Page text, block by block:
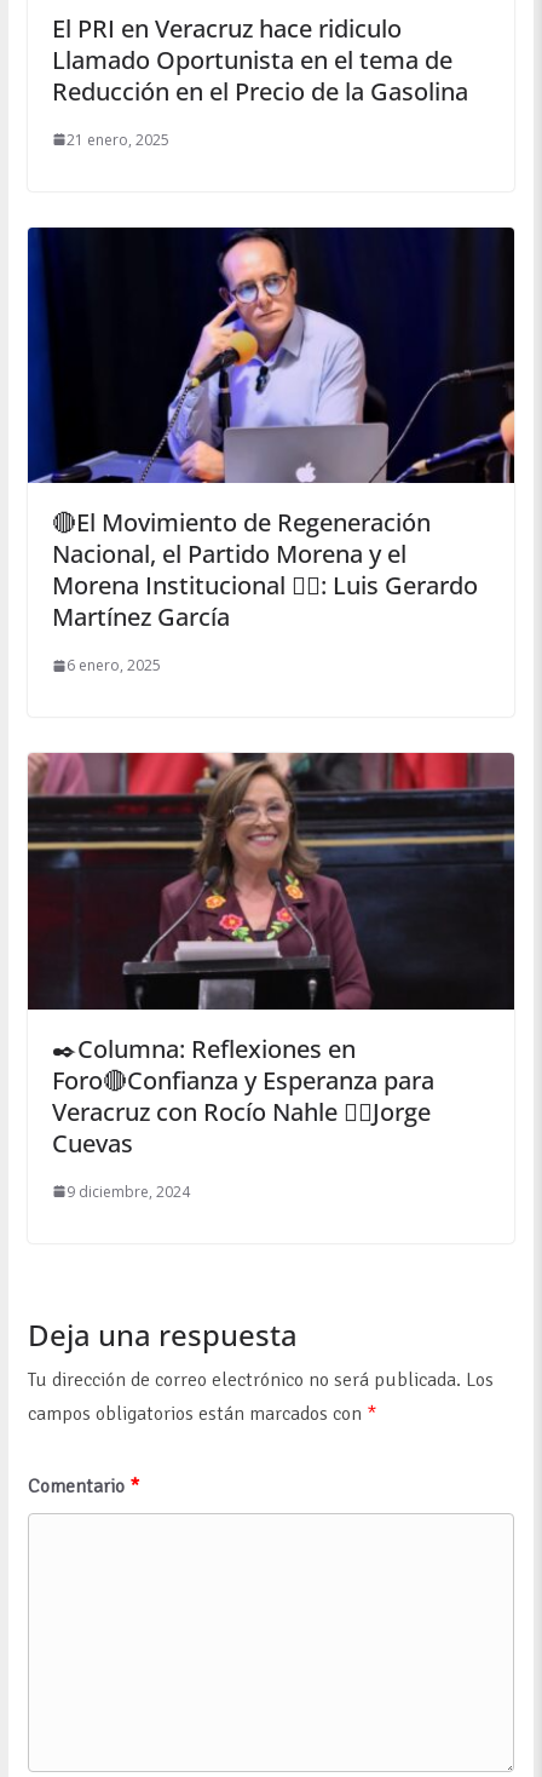
El PRI en Veracruz hace ridiculo
Llamado Oportunista en el tema de
Reducción en el Precio de la Gasolina
21 enero, 2025
🔴El Movimiento de Regeneración
Nacional, el Partido Morena y el
Morena Institucional ✍🏻: Luis Gerardo
Martínez García
6 enero, 2025
✒️Columna: Reflexiones en
Foro🔴Confianza y Esperanza para
Veracruz con Rocío Nahle ✍🏻Jorge
Cuevas
9 diciembre, 2024
Deja una respuesta
Tu dirección de correo electrónico no será publicada. Los
campos obligatorios están marcados con *
Comentario *